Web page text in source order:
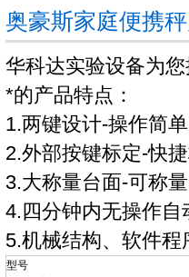
奥豪斯家庭便携
华科达实验设备为
*的产品特点：
1.两键设计-操作简
2.外部按键标定-快
3.大称量台面-可称
4.四分钟内无操作
5.机械结构、软件
型号